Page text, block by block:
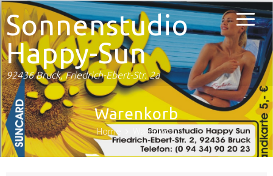
Sonnenstudio
Happy-Sun
92436 Bruck, Friedrich-Ebert-Str. 2a
Warenkorb
Home Warenkorb